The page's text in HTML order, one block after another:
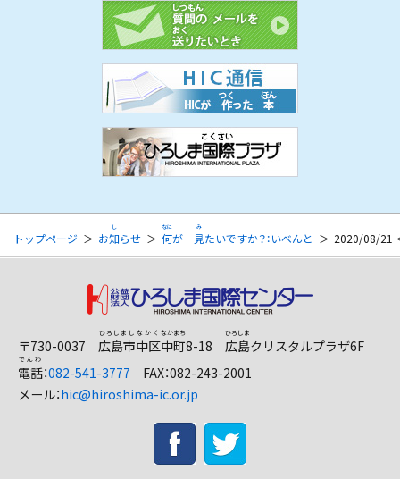
トップページ お知らせ 何が 見たいですか？：いべんと 2020/08/21
〒730-0037 広島市中区中町8-18 広島クリスタルプラザ6F
電話：082-541-3777 FAX：082-243-2001
メール：hic@hiroshima-ic.or.jp